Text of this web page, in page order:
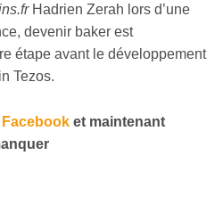
Hadrien Zerah lors d’une
devenir baker est
étape avant le développement
Tezos.
Facebook et maintenant